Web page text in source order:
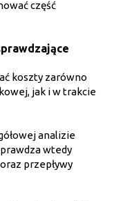
część
koszty zarówno
jak i w trakcie
analizie
wtedy
przepływy